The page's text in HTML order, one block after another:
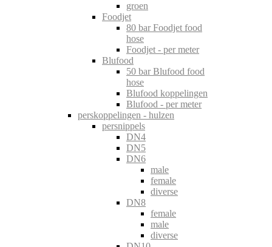
groen
Foodjet
80 bar Foodjet food
hose
Foodjet - per meter
Blufood
50 bar Blufood food
hose
Blufood koppelingen
Blufood - per meter
perskoppelingen - hulzen
persnippels
DN4
DN5
DN6
male
female
diverse
DN8
female
male
diverse